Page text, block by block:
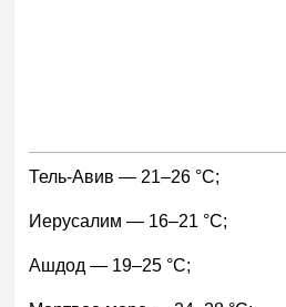
Тель-Авив — 21–26 °С;
Иерусалим — 16–21 °С;
Ашдод — 19–25 °С;